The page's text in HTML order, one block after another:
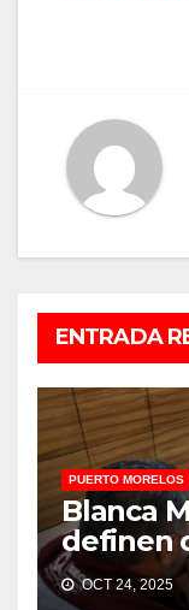
ENTRADA
PUERTO MORELOS
Blanca
definen
OCT 24, 2025